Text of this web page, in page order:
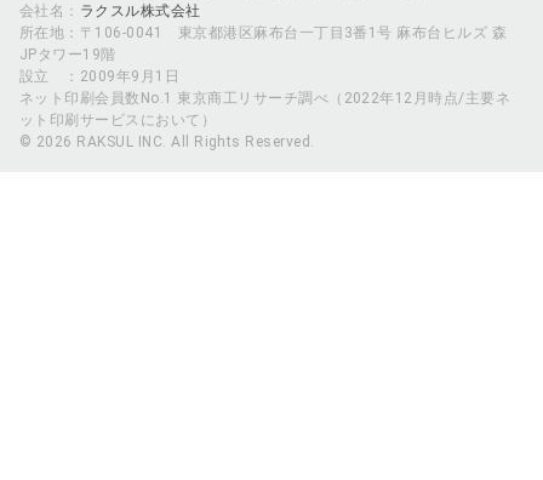
会社名： ラクスル株式会社
所在地：〒106-0041 東京都港区麻布台一丁目3番1号 麻布台ヒルズ 森
JPタワー19階
設立 ：2009年9月1日
ネット印刷会員数No.1 東京商工リサーチ調べ（2022年12月時点/主要ネ
ット印刷サービスにおいて）
© 2026 RAKSUL INC. All Rights Reserved.